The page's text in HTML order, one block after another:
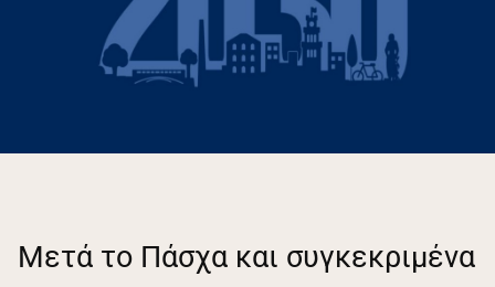
Μετά το Πάσχα και συγκεκριμένα